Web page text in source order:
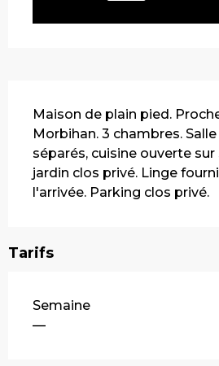
Maison de plain pied.
Morbihan. 3 chambres.
séparés, cuisine ouverte sur
jardin clos privé. Linge
l'arrivée. Parking clos privé.
Tarifs
Tarifs 2026
Semaine
—